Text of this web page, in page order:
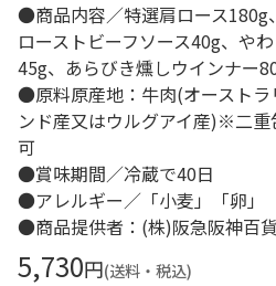
●商品内容／特選肩ロース180g
ローストビーフソース40g、や
45g、あらびき燻しウインナー
●原料原産地：牛肉(オーストラ
ンド産又はウルグアイ産)※二
可
●賞味期間／冷蔵で40日
●アレルギー／「小麦」「卵」
●商品提供者：(株)阪急阪神百
5,730円(送料・税込)